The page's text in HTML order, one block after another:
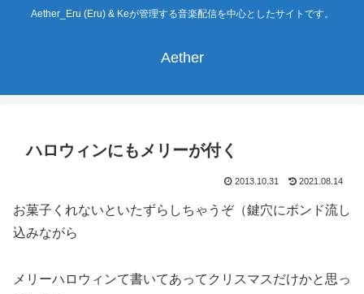
Aether_Eru (Eru) & Keが管理する音楽配信を中心としたサイトです。
Aether
ハロウィンにもメリーが付く
2013.10.31 2021.08.14
お菓子くれないといたずらしちゃうぞ（鍵穴にボンド流し
込みながら
メリーハロウィンて書いてあってクリスマスだけかと思っ